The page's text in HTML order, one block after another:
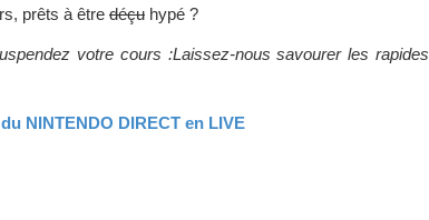
prêts à être déçu hypé ?
votre cours :Laissez-nous savourer les rapides
NINTENDO DIRECT en LIVE